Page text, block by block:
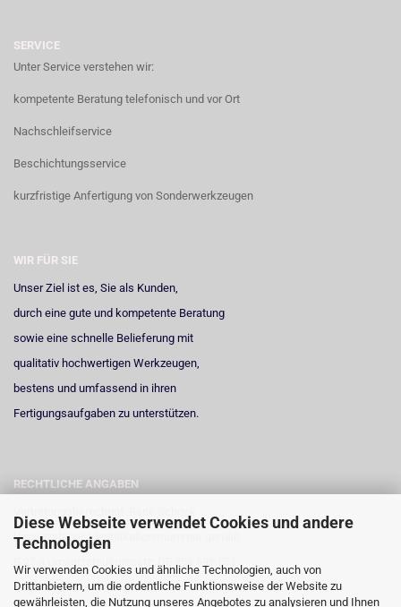
Diese Webseite verwendet Cookies und andere
Technologien
Wir verwenden Cookies und ähnliche Technologien, auch von
Drittanbietern, um die ordentliche Funktionsweise der Website zu
gewährleisten, die Nutzung unseres Angebotes zu analysieren und Ihnen
SERVICE
Unter Service verstehen wir:
kompetente Beratung telefonisch und vor Ort
Nachschleifservice
Beschichtungsservice
kurzfristige Anfertigung von Sonderwerkzeugen
WIR FÜR SIE
Unser Ziel ist es, Sie als Kunden,
durch eine gute und kompetente Beratung
sowie eine schnelle Belieferung mit
qualitativ hochwertigen Werkzeugen,
bestens und umfassend in ihren
Fertigungsaufgaben zu unterstützen.
RECHTLICHE ANGABEN
Umsatzsteuer-Identifikationsnummer gemäß
§ 27 a Umsatzsteuergesetz: DE 258 598 551
Registergericht: Amtsgericht Neuss